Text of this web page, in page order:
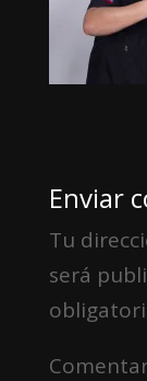
Enviar
Tu
será